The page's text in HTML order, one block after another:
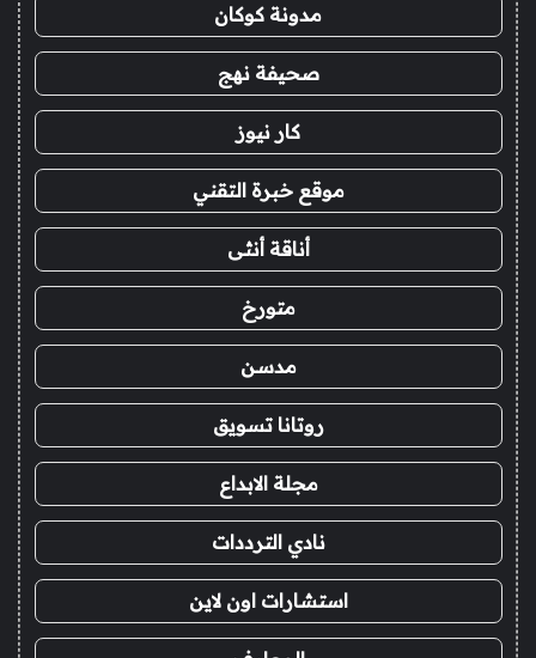
مدونة كوكان
صحيفة نهج
كار نيوز
موقع خبرة التقني
أناقة أنثى
متورخ
مدسن
روتانا تسويق
مجلة الابداع
نادي الترددات
استشارات اون لاين